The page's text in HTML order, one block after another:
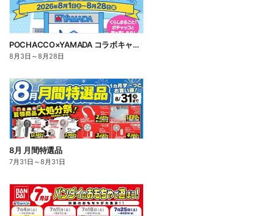
POCHACCO×YAMADA コラボキャンペーン!
8月3日 ～8月28日
8月 月間特選品
7月31日 ～8月31日